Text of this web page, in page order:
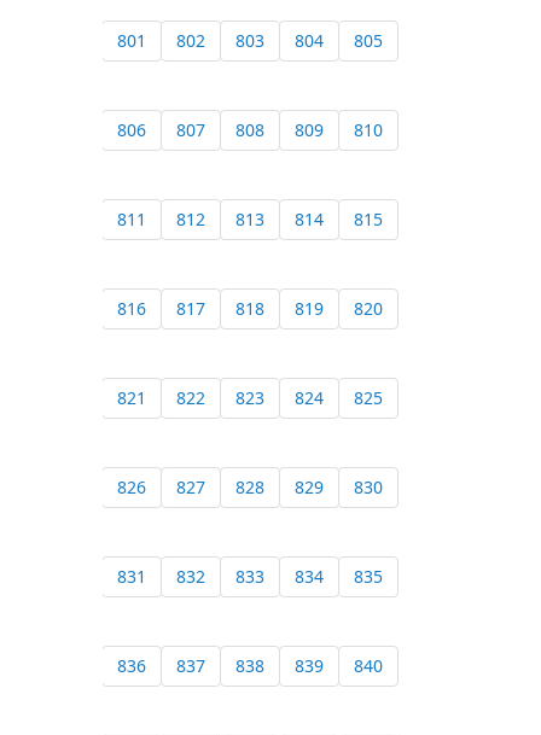
801 802 803 804 805
806 807 808 809 810
811 812 813 814 815
816 817 818 819 820
821 822 823 824 825
826 827 828 829 830
831 832 833 834 835
836 837 838 839 840